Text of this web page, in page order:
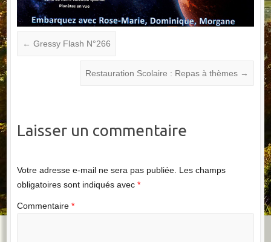
← Gressy Flash N°266
Restauration Scolaire : Repas à thèmes →
Laisser un commentaire
Votre adresse e-mail ne sera pas publiée. Les champs
obligatoires sont indiqués avec *
Commentaire *